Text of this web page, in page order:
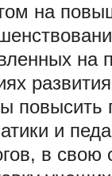
на
на
повысить
и
в